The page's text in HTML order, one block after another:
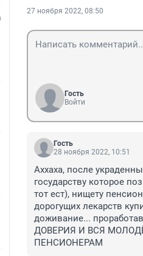
27 ноября 2022, 08:50
Гость
Войти
Гость
28 ноября 2022, 10:51
Аххаха, после
государству которое
тот ест), нищету
дорогущих лекарств
доживание...
ДОВЕРИЯ И ВСЯ
ПЕНСИОНЕРАМ